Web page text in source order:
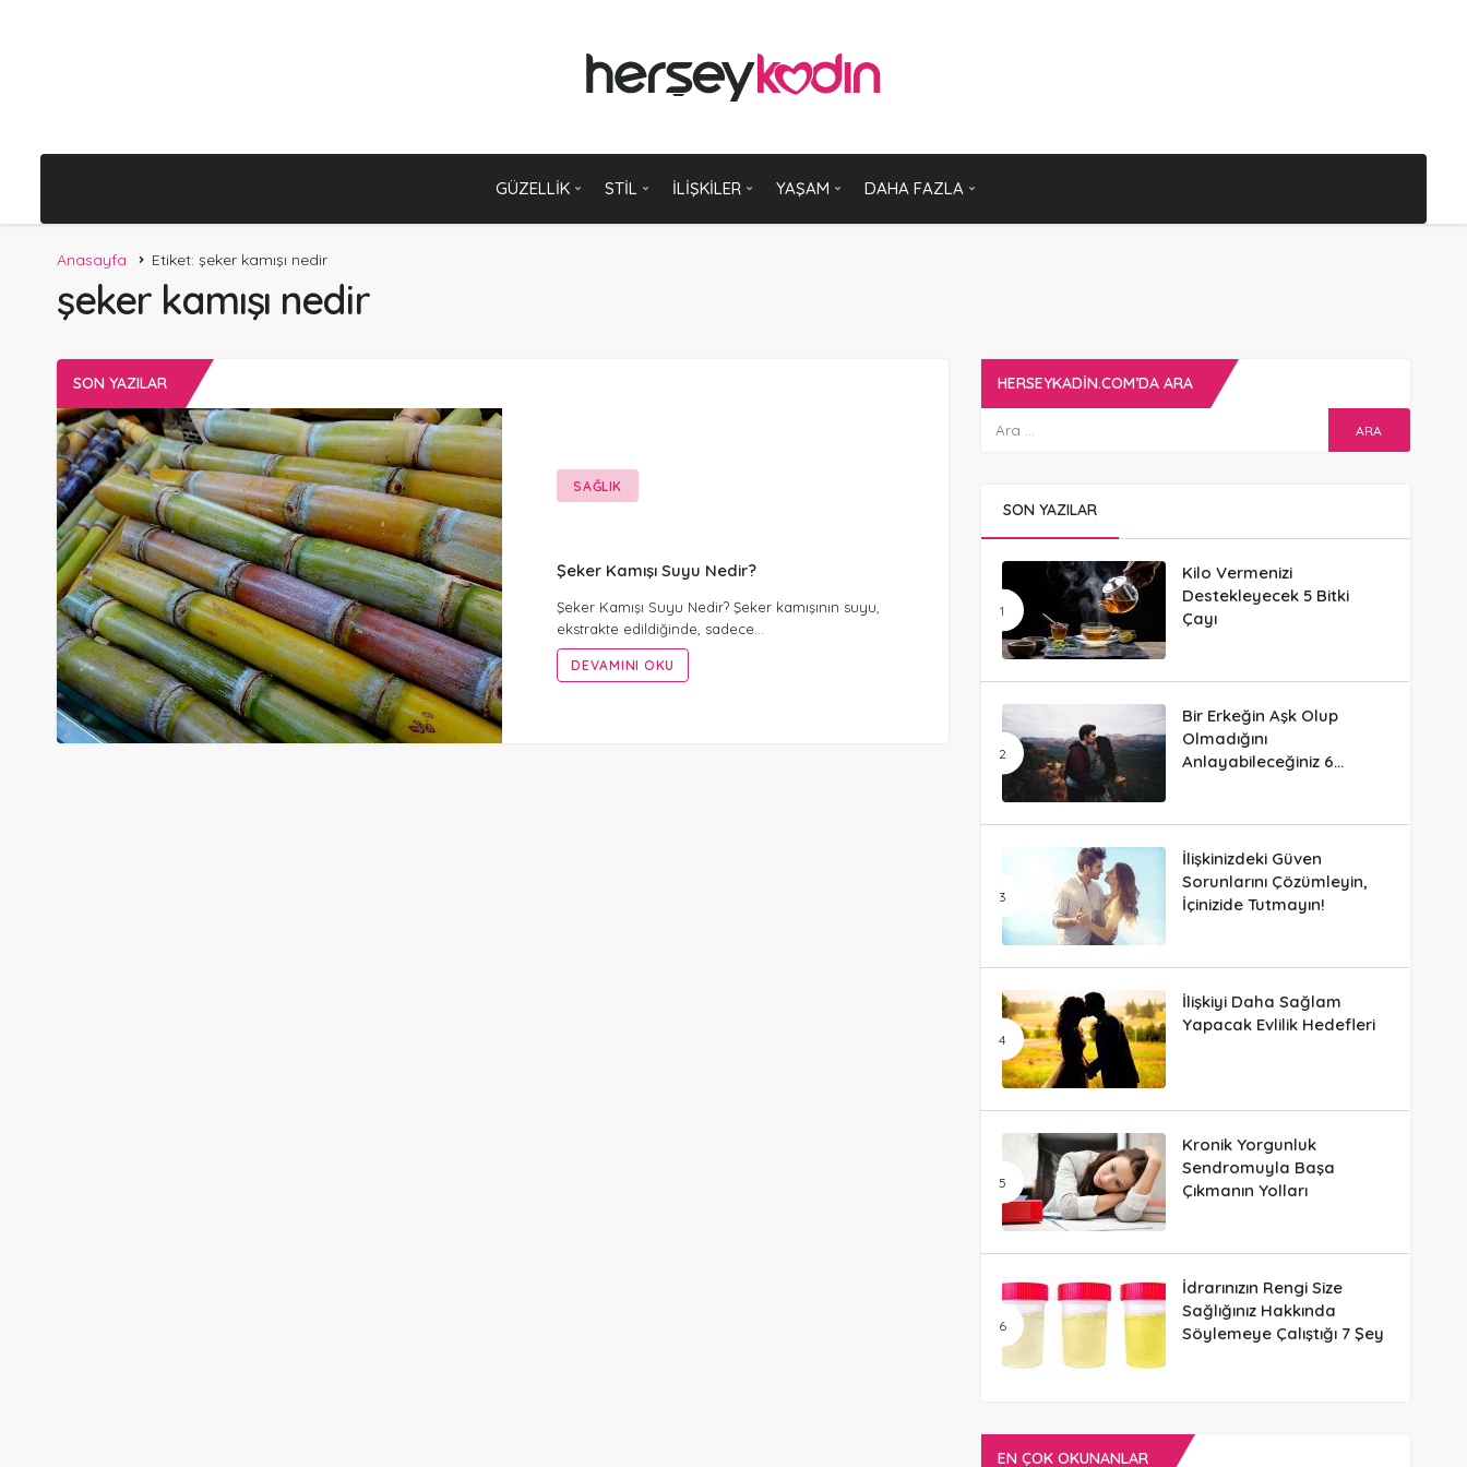
GÜZELLIK STIL İLIŞKILER YAŞAM DAHA FAZLA
Anasayfa Etiket: şeker kamışı nedir
şeker kamışı nedir
SON YAZILAR
SAĞLIK
Şeker Kamışı Suyu Nedir?
Şeker Kamışı Suyu Nedir? Şeker kamışının suyu,
ekstrakte edildiğinde, sadece…
DEVAMINI OKU
HERSEYKADIN.COM’DA ARA
SON YAZILAR
Kilo Vermenizi
Destekleyecek 5 Bitki
Çayı
Bir Erkeğin Aşk Olup
Olmadığını
Anlayabileceğiniz 6
İlişkinizdeki Güven
Sorunlarını Çözümleyin,
İçinizide Tutmayın!
İlişkiyi Daha Sağlam
Yapacak Evlilik Hedefleri
Kronik Yorgunluk
Sendromuyla Başa
Çıkmanın Yolları
İdrarınızın Rengi Size
Sağlığınız Hakkında
Söylemeye Çalıştığı 7 Şey
EN ÇOK OKUNANLAR